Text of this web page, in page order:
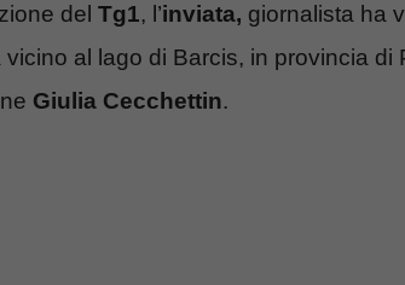
del Tg1, l’inviata, giornalista ha
al lago di Barcis, in provincia di
Giulia Cecchettin.